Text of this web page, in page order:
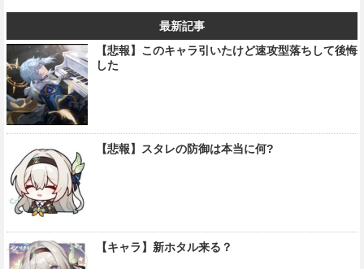
最新記事
【悲報】このキャラ引いたけど速攻型落ちして後悔
した
【悲報】スタレの防御は本当に何?
【キャラ】新ホタル来る？